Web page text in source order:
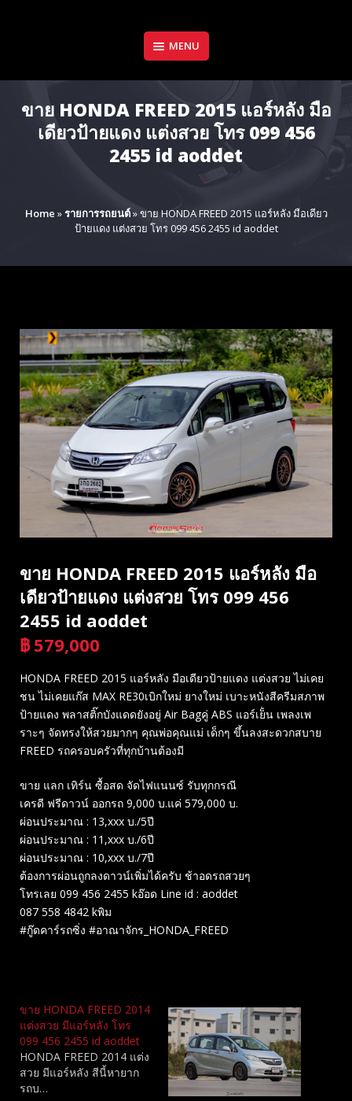
MENU
ขาย HONDA FREED 2015 แอร์หลัง มือ
เดียวป้ายแดง แต่งสวย โทร 099 456
2455 id aoddet
Home »รายการรถยนต์»ขาย HONDA FREED 2015 แอร์หลัง มือเดียว
ป้ายแดง แต่งสวย โทร 099 456 2455 id aoddet
ขาย HONDA FREED 2015 แอร์หลัง มือ
เดียวป้ายแดง แต่งสวย โทร 099 456
2455 id aoddet
฿ 579,000
HONDA FREED 2015 แอร์หลัง มือเดียวป้ายแดง แต่งสวย ไม่เคย
ชน ไม่เคยแก๊ส MAX RE30เบิกใหม่ ยางใหม่ เบาะหนังสีครีมสภาพ
ป้ายแดง พลาสติ๊กบังแดดยังอยู่ Air Bagคู่ ABS แอร์เย็ํน เพลงเพ
ราะๆ จัดทรงให้สวยมากๆ คุณพ่อคุณแม่ เด็กๆ ขึ้นลงสะดวกสบาย
FREED รถครอบครัวที่ทุกบ้านต้องมี
ขาย แลก เทิร์น ซื้อสด จัดไฟแนนซ์ รับทุกกรณี
เครดี ฟรีดาวน์ ออกรถ 9,000 บ.แค่ 579,000 บ.
ผ่อนประมาณ : 13,xxx บ./5ปี
ผ่อนประมาณ : 11,xxx บ./6ปี
ผ่อนประมาณ : 10,xxx บ./7ปี
ต้องการผ่อนถูกลงดาวน์เพิ่มได้ครับ ช้าอดรถสวยๆ
โทรเลย 099 456 2455 kอ๊อด Line id : aoddet
087 558 4842 kพิม
#กู๊ดคาร์รถซิ่ง #อาณาจักร_HONDA_FREED
ขาย HONDA FREED 2014
แต่งสวย มีแอร์หลัง โทร
099 456 2455 id aoddet
HONDA FREED 2014 แต่ง
สวย มีแอร์หลัง สีนี้หายาก
รถบ…